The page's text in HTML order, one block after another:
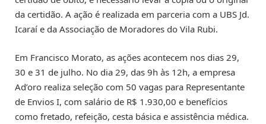
da certidão. A ação é realizada em parceria com a UBS Jd.
Icaraí e da Associação de Moradores do Vila Rubi.
Em Francisco Morato, as ações acontecem nos dias 29,
30 e 31 de julho. No dia 29, das 9h às 12h, a empresa
Ad’oro realiza seleção com 50 vagas para Representante
de Envios I, com salário de R$ 1.930,00 e benefícios
como fretado, refeição, cesta básica e assistência médica.